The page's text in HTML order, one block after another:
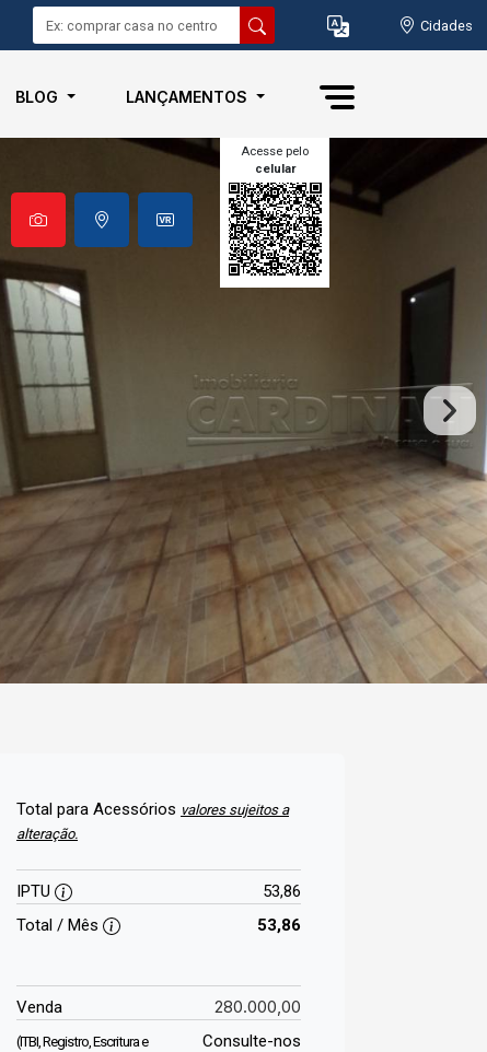
Cidades
BLOG LANÇAMENTOS
Acesse pelo
celular
Total para Acessórios valores sujeitos a
alteração.
IPTU
53,86
Total / Mês
53,86
Venda 280.000,00
(ITBI, Registro, Escritura e
Consulte-nos